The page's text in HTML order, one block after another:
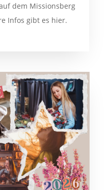
dem Missionsberg
Infos gibt es hier.